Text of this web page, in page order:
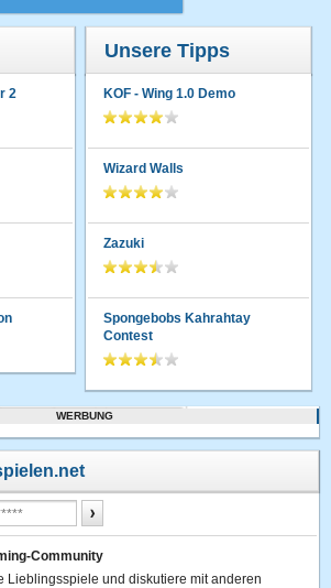
2
Unsere Tipps
KOF - Wing 1.0 Demo
Wizard Walls
Zazuki
Spongebobs Kahrahtay
Contest
WERBUNG
Community
Lieblingsspiele und diskutiere mit anderen